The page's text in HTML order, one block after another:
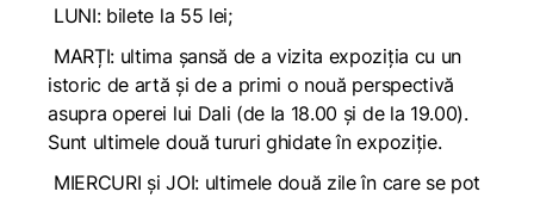
LUNI: bilete la 55 lei;
MARȚI: ultima șansă de a vizita expoziția cu un
istoric de artă și de a primi o nouă perspectivă
asupra operei lui Dali (de la 18.00 și de la 19.00).
Sunt ultimele două tururi ghidate în expoziție.
MIERCURI și JOI: ultimele două zile în care se pot